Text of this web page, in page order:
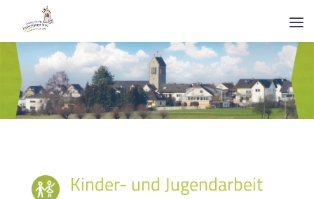
Kinder- und Jugendarbeit